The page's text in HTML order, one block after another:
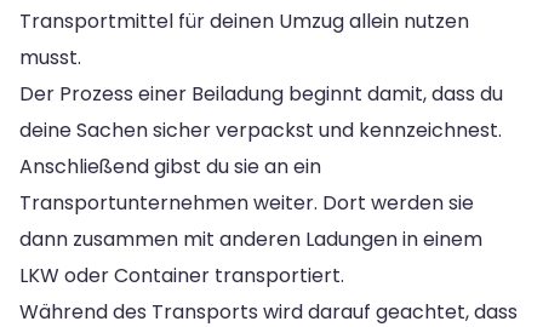
Transportmittel für deinen Umzug allein nutzen
musst.
Der Prozess einer Beiladung beginnt damit, dass du
deine Sachen sicher verpackst und kennzeichnest.
Anschließend gibst du sie an ein
Transportunternehmen weiter. Dort werden sie
dann zusammen mit anderen Ladungen in einem
LKW oder Container transportiert.
Während des Transports wird darauf geachtet, dass